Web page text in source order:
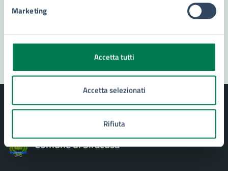
Marketing
Accetta tutti
Accetta selezionati
Rifiuta
Problemi in città
Segnala disservizio
Comune di Siracusa